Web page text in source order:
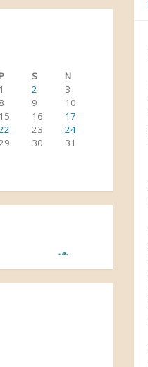
P S
N
1
2
3
8 9
10
15 16
17
23
24
30 31